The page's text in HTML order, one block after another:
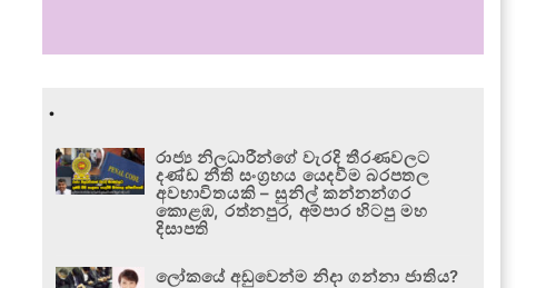
.
රාජ්‍ය නිලධාරීන්ගේ වැරදි තීරණවලට
දණ්ඩ නීති සංග්‍රහය යෙදවීම බරපතල
අවභාවිතයකි – සුනිල් කන්නන්ගර
කොළඹ, රත්නපුර, අම්පාර හිටපු මහ
දිසාපති
ලෝකයේ අඩුවෙන්ම නිදා ගන්නා ජාතිය?